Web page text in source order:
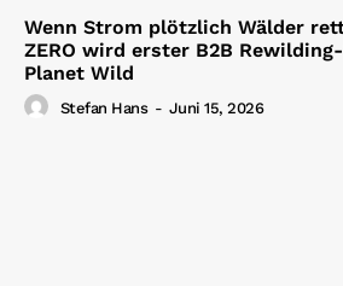
Wenn Strom plötzlich Wälder
ZERO wird erster B2B
Planet Wild
Stefan Hans - Juni 15, 2026